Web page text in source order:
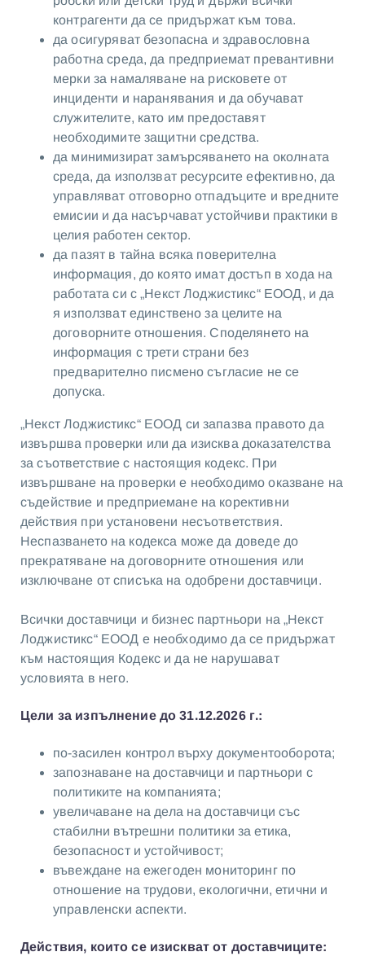
контрагенти да се придържат към това.
да осигуряват безопасна и здравословна
работна среда, да предприемат превантивни
мерки за намаляване на рисковете от
инциденти и наранявания и да обучават
служителите, като им предоставят
необходимите защитни средства.
да минимизират замърсяването на околната
среда, да използват ресурсите ефективно, да
управляват отговорно отпадъците и вредните
емисии и да насърчават устойчиви практики в
целия работен сектор.
да пазят в тайна всяка поверителна
информация, до която имат достъп в хода на
работата си с „Некст Лоджистикс“ ЕООД, и да
я използват единствено за целите на
договорните отношения. Споделянето на
информация с трети страни без
предварително писмено съгласие не се
допуска.
„Некст Лоджистикс“ ЕООД си запазва правото да
извършва проверки или да изисква доказателства
за съответствие с настоящия кодекс. При
извършване на проверки е необходимо оказване на
съдействие и предприемане на корективни
действия при установени несъответствия.
Неспазването на кодекса може да доведе до
прекратяване на договорните отношения или
изключване от списъка на одобрени доставчици.
Всички доставчици и бизнес партньори на „Некст
Лоджистикс“ ЕООД е необходимо да се придържат
към настоящия Кодекс и да не нарушават
условията в него.
Цели за изпълнение до 31.12.2026 г.:
по-засилен контрол върху документооборота;
запознаване на доставчици и партньори с
политиките на компанията;
увеличаване на дела на доставчици със
стабилни вътрешни политики за етика,
безопасност и устойчивост;
въвеждане на ежегоден мониторинг по
отношение на трудови, екологични, етични и
управленски аспекти.
Действия, които се изискват от доставчиците: